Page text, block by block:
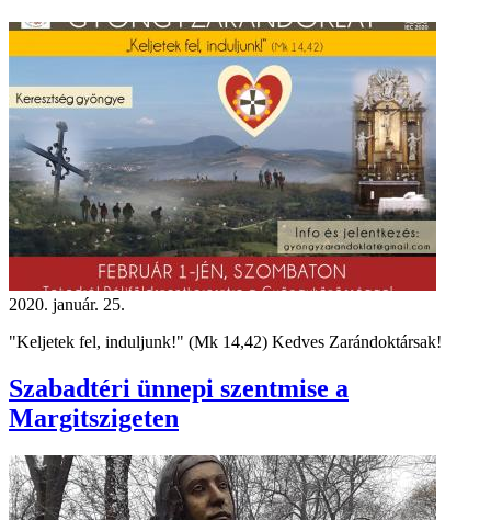
2020. január. 25.
"Keljetek fel, induljunk!" (Mk 14,42) Kedves Zarándoktársak!
Szabadtéri ünnepi szentmise a
Margitszigeten